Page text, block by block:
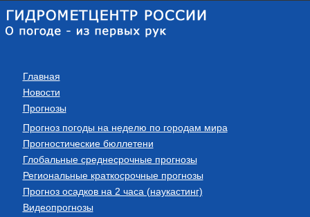
Главная
Новости
Прогнозы
Прогноз погоды на неделю по городам мира
Прогностические бюллетени
Глобальные среднесрочные прогнозы
Региональные краткосрочные прогнозы
Прогноз осадков на 2 часа (наукастинг)
Видеопрогнозы